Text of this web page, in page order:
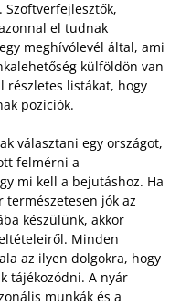
el tudnak
meghívólevél által, ami
külföldön van
részletes listákat, hogy
pozíciók.
választani egy országot,
felmérni a
mi kell a bejutáshoz. Ha
természetesen jók az
készülünk, akkor
Minden
az ilyen dolgokra, hogy
tájékozódni. A nyár
munkák és a